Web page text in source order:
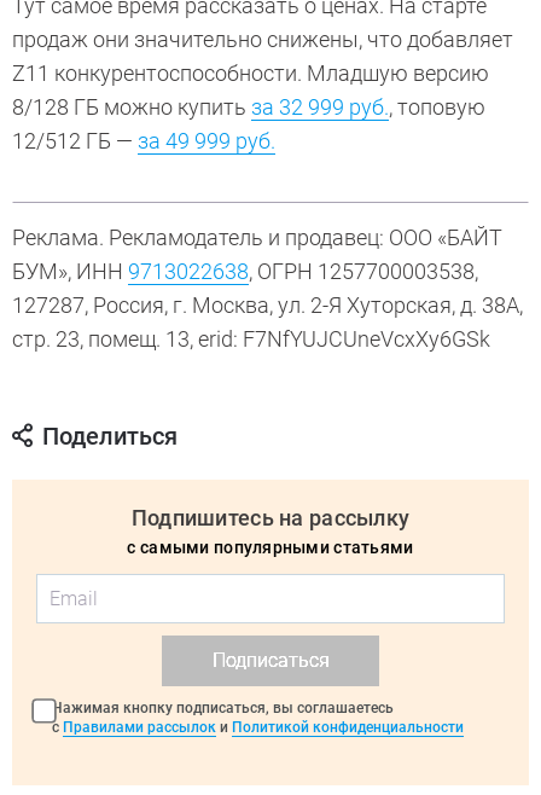
Тут самое время рассказать о ценах. На старте
продаж они значительно снижены, что добавляет
Z11 конкурентоспособности. Младшую версию
8/128 ГБ можно купить за 32 999 руб., топовую
12/512 ГБ — за 49 999 руб.
Реклама. Рекламодатель и продавец: ООО «БАЙТ
БУМ», ИНН 9713022638, ОГРН 1257700003538,
127287, Россия, г. Москва, ул. 2-Я Хуторская, д. 38А,
стр. 23, помещ. 13, erid: F7NfYUJCUneVcxXy6GSk
Поделиться
Подпишитесь на рассылку
с самыми популярными статьями
Подписаться
Нажимая кнопку подписаться, вы соглашаетесь
с Правилами рассылок и Политикой конфиденциальности